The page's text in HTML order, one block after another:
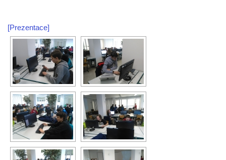
[Prezentace]